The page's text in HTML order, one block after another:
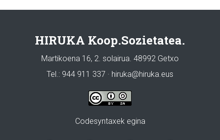
HIRUKA Koop.Sozietatea.
Martikoena 16, 2. solairua. 48992 Getxo
Tel.: 944 911 337 · hiruka@hiruka.eus
Codesyntaxek egina